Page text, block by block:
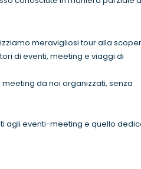
meravigliosi tour alla
di eventi, meeting e viaggi di
da noi organizzati, senza
agli eventi-meeting e quello